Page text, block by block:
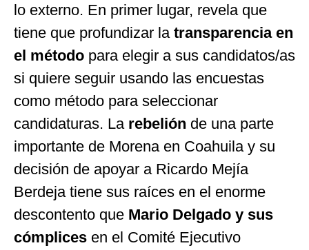
lo externo. En primer lugar, revela que
tiene que profundizar la transparencia en
el método para elegir a sus candidatos/as
si quiere seguir usando las encuestas
como método para seleccionar
candidaturas. La rebelión de una parte
importante de Morena en Coahuila y su
decisión de apoyar a Ricardo Mejía
Berdeja tiene sus raíces en el enorme
descontento que Mario Delgado y sus
cómplices en el Comité Ejecutivo